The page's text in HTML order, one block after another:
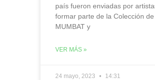
país fueron enviadas por
formar parte de la Colección
MUMBAT y
VER MÁS »
24 mayo, 2023 14:31